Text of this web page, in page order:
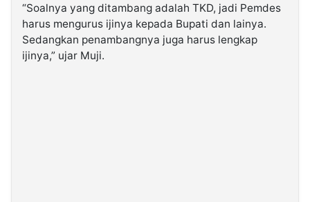
“Soalnya yang ditambang adalah TKD, jadi Pemdes
harus mengurus ijinya kepada Bupati dan lainya.
Sedangkan penambangnya juga harus lengkap
ijinya,” ujar Muji.